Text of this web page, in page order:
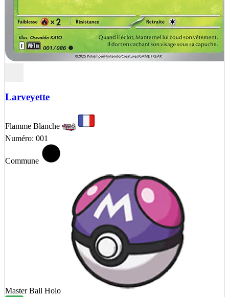
Larveyette
Flamme Blanche
Numéro: 001
Commune
Master Ball Holo